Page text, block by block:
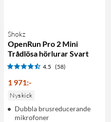
Shokz
OpenRun Pro 2 Mini
Trådlösa hörlurar Svart
4.5 (58)
1 971:-
Nyskick
Dubbla brusreducerande
mikrofoner